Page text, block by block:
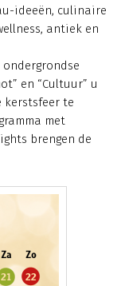
ideeën, culinaire
antiek en
en “Cultuur” u
kerstsfeer te
met
brengen de